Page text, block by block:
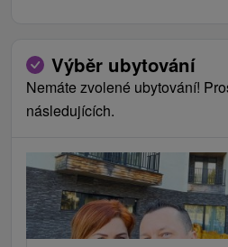
Výběr ubytování
Nemáte zvolené ubytování!
následujících.